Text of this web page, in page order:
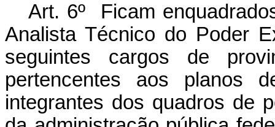
Art. 6º Ficam
Analista Técnico do Poder
seguintes cargos de
pertencentes aos planos
integrantes dos quadros de